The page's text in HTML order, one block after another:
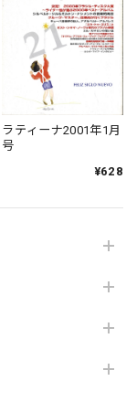
ラティーナ2001年1月
号
¥628